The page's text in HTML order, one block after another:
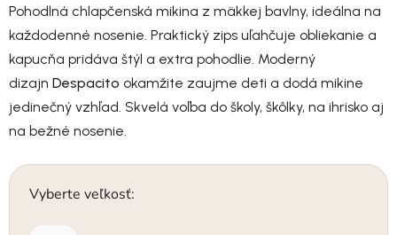
Pohodlná chlapčenská mikina z mäkkej bavlny, ideálna na
každodenné nosenie. Praktický zips uľahčuje obliekanie a
kapucňa pridáva štýl a extra pohodlie. Moderný
dizajn Despacito okamžite zaujme deti a dodá mikine
jedinečný vzhľad. Skvelá voľba do školy, škôlky, na ihrisko aj
na bežné nosenie.
Vyberte veľkosť: